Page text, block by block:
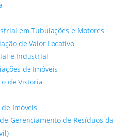
em Tubulações e Motores
de Valor Locativo
e Industrial
de Imóveis
de Vistoria
Imóveis
de Gerenciamento de Resíduos da